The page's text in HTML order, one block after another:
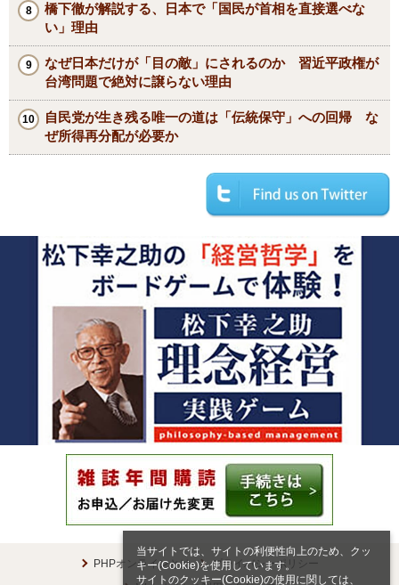
当サイトでは、サイトの利便性向上のため、クッ
キー(Cookie)を使用しています。
サイトのクッキー(Cookie)の使用に関しては、
橋下徹が解説する、日本で「国民が首相を直接選べな
い」理由
なぜ日本だけが「目の敵」にされるのか 習近平政権が
台湾問題で絶対に譲らない理由
自民党が生き残る唯一の道は「伝統保守」への回帰 な
ぜ所得再分配が必要か
PHPオンラインとは
プライバシーポリシー